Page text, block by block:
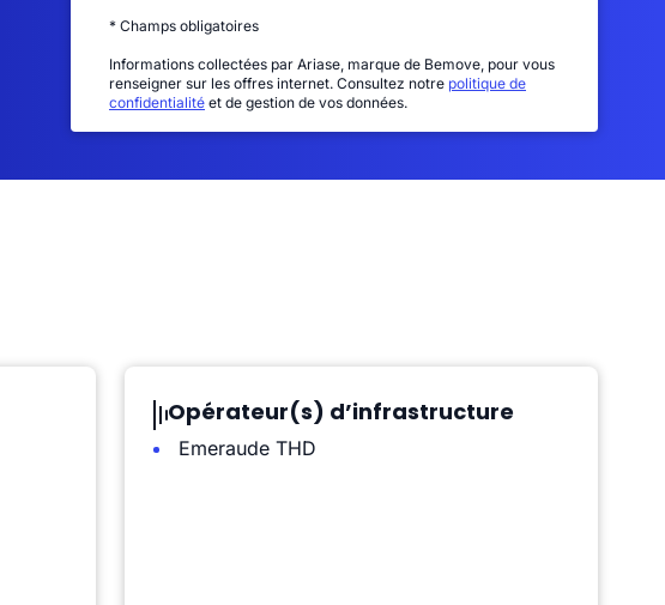
* Champs obligatoires
Informations collectées par Ariase, marque de Bemove, pour vous
renseigner sur les offres internet. Consultez notre politique de
confidentialité et de gestion de vos données.
Opérateur(s) d’infrastructure
Emeraude THD